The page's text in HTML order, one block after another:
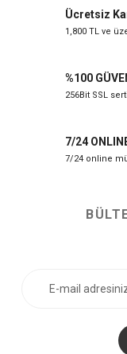
Ücretsiz
1,800 TL ve
%100
256Bit SSL
7/24
7/24 online